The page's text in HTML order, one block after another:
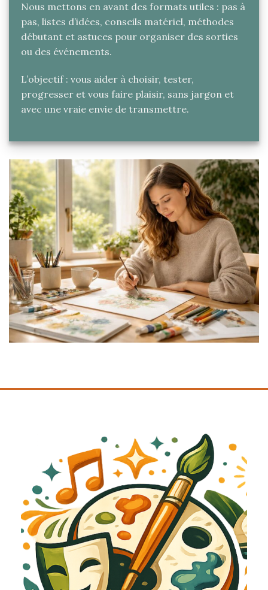
Nous mettons en avant des formats utiles : pas à
pas, listes d’idées, conseils matériel, méthodes
débutant et astuces pour organiser des sorties
ou des événements.
L’objectif : vous aider à choisir, tester,
progresser et vous faire plaisir, sans jargon et
avec une vraie envie de transmettre.